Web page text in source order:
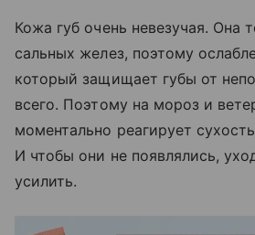
Кожа губ очень невезучая. Она
сальных желез, поэтому
который защищает губы от
всего. Поэтому на мороз и
моментально реагирует
И чтобы они не появлялись,
усилить.